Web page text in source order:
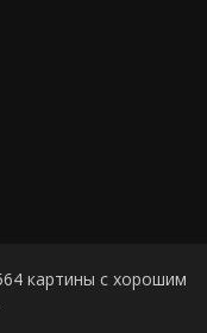
картины с хорошим